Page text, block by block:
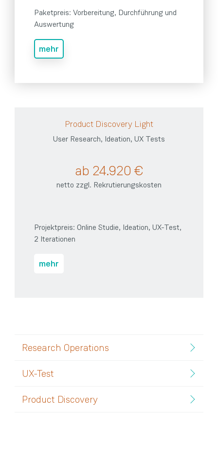
Paketpreis: Vorbereitung, Durchführung und
Auswertung
mehr
Product Discovery Light
User Research, Ideation, UX Tests
ab 24.920 €
netto zzgl. Rekrutierungskosten
Projektpreis: Online Studie, Ideation, UX-Test,
2 Iterationen
mehr
Research Operations
UX-Test
Product Discovery